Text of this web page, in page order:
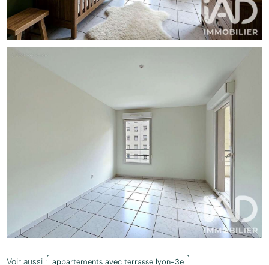
Voir aussi :
appartements avec terrasse lyon-3e